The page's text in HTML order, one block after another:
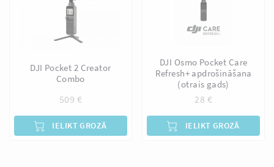
DJI Pocket 2 Creator
Combo
509 €
IELIKT GROZĀ
DJI Osmo Pocket Care
Refresh+ apdrošināšana
(otrais gads)
28 €
IELIKT GROZĀ